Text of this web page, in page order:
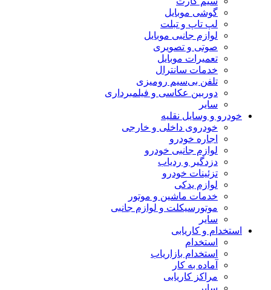
گوشی موبایل
لپ تاپ و تبلت
لوازم جانبی موبایل
صوتی و تصویری
تعمیرات موبایل
خدمات سانترال
تلفن بی‌سیم رومیزی
دوربین عکاسی و فیلمبرداری
سایر
خودرو و وسایل نقلیه
خودروی داخلی و خارجی
اجاره خودرو
لوازم جانبی خودرو
دزدگیر و ردیاب
تزئینات خودرو
لوازم یدکی
خدمات ماشین و موتور
موتورسیکلت و لوازم جانبی
سایر
استخدام و کاریابی
استخدام
استخدام بازاریاب
آماده به کار
مراکز کاریابی